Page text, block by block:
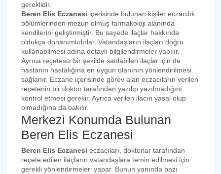
gereklidir.
Beren Elis Eczanesi içerisinde bulunan kişiler eczacılık
bölümlerinden mezun olmuş farmakoloji alanında
kendilerini geliştirmiştir. Bu sayede ilaçlar hakkında
oldukça donanımlıdırlar. Vatandaşların ilaçları doğru
kullanabilmesi adına detaylı bilgilendirmeler yapılır.
Ayrıca reçetesiz bir şekilde satılabilen ilaçlar için de
hastanın hastalığına en uygun olanının yönlendirilmesi
sağlanır. Eczane içerisinde görev alan eczacıların verilen
reçetenin bir doktor tarafından yazılıp yazılmadığını
kontrol etmesi gerekir. Ayrıca verilen ilacın yasal olup
olmadığına da bakılır.
Merkezi Konumda Bulunan
Beren Elis Eczanesi
Beren Elis Eczanesi eczacıları, doktorlar tarafından
reçete edilen ilaçların vatandaşlara temin edilmesi için
gerekli yönlendirmeleri yapar. Bunun yanında bazı